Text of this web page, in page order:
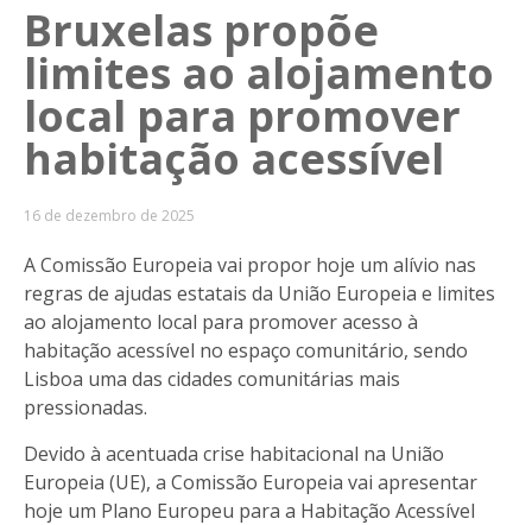
Bruxelas propõe
limites ao alojamento
local para promover
habitação acessível
16 de dezembro de 2025
A Comissão Europeia vai propor hoje um alívio nas
regras de ajudas estatais da União Europeia e limites
ao alojamento local para promover acesso à
habitação acessível no espaço comunitário, sendo
Lisboa uma das cidades comunitárias mais
pressionadas.
Devido à acentuada crise habitacional na União
Europeia (UE), a Comissão Europeia vai apresentar
hoje um Plano Europeu para a Habitação Acessível